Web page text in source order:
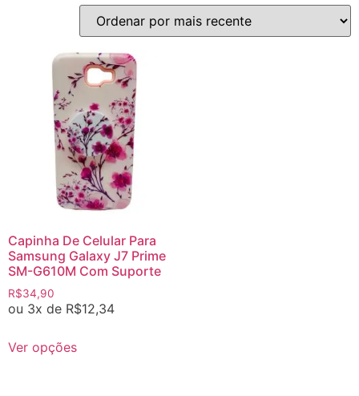
Capinha De Celular Para
Samsung Galaxy J7 Prime
SM-G610M Com Suporte
R$34,90
ou 3x de R$12,34
Ver opções